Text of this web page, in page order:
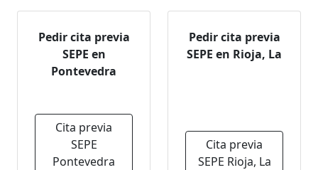
Pedir cita previa
SEPE en
Pontevedra
Cita previa
SEPE
Pontevedra
Pedir cita previa
SEPE en Rioja, La
Cita previa
SEPE Rioja, La